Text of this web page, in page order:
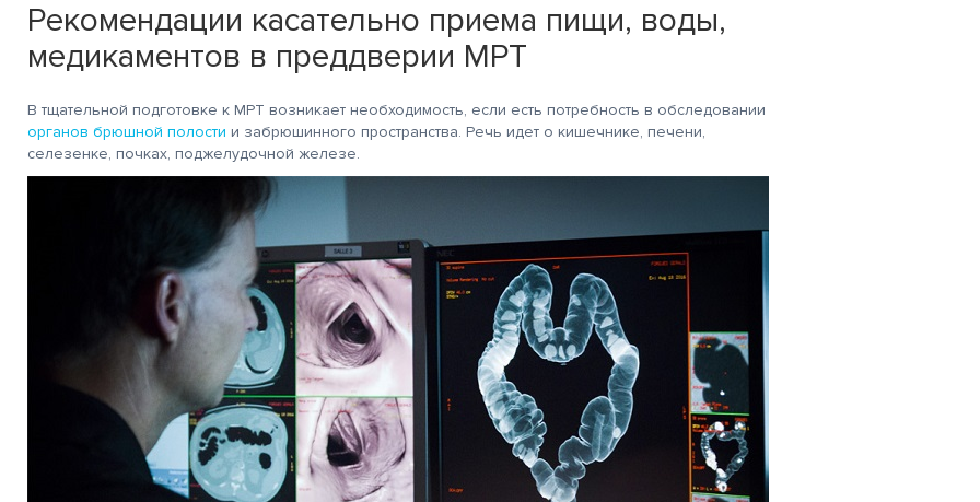
Рекомендации касательно приема пищи, воды,
медикаментов в преддверии МРТ
В тщательной подготовке к МРТ возникает необходимость, если есть потребность в обследовании
органов брюшной полости и забрюшинного пространства. Речь идет о кишечнике, печени,
селезенке, почках, поджелудочной железе.